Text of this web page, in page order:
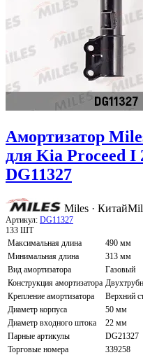
Амортизатор
для Kia Proceed I
DG11327
Miles · Китай
Артикул: DG11327
133 ШТ
Максимальная длина
490 мм
Минимальная длина
313 мм
Вид амортизатора
Газовый
Конструкция амортизатора
Крепление амортизатора
Верхний
Диаметр корпуса
50 мм
Диаметр входного штока
22 мм
Парные артикулы
DG21327
Торговые номера
339258